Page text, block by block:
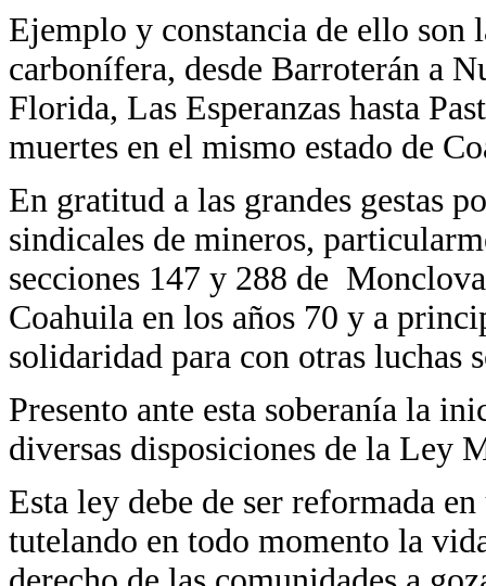
Ejemplo y constancia de ello son
carbonífera, desde Barroterán a
Florida, Las Esperanzas hasta
muertes en el mismo estado de
En gratitud a las grandes gestas
sindicales de mineros,
secciones 147 y 288 de
Coahuila en los años 70 y a
solidaridad para con otras luchas
Presento ante esta soberanía la
diversas disposiciones de la Ley
Esta ley debe de ser reformada
tutelando en todo momento la